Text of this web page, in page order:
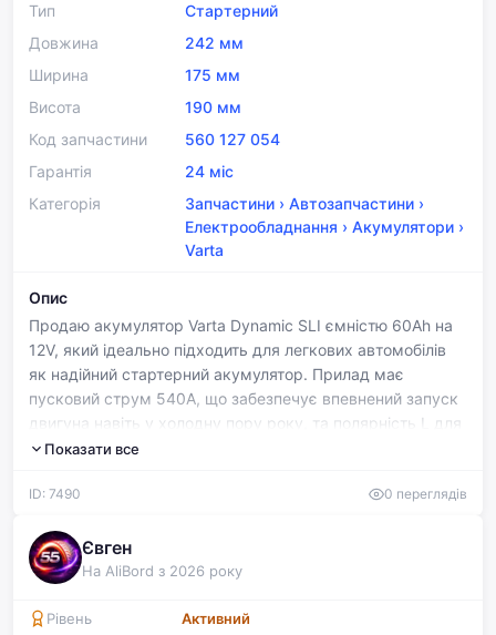
Тип
Стартерний
Довжина
242 мм
Ширина
175 мм
Висота
190 мм
Код запчастини
560 127 054
Гарантія
24 міс
Категорія
Запчастини › Автозапчастини ›
Електрообладнання › Акумулятори ›
Varta
Опис
Продаю акумулятор Varta Dynamic SLI ємністю 60Ah на
12V, який ідеально підходить для легкових автомобілів
як надійний стартерний акумулятор. Прилад має
пусковий струм 540A, що забезпечує впевнений запуск
двигуна навіть у холодну пору року, та полярність L для
правильного підключення. Розміри корпусу 242х175х190
та іноземних машин без проблем. Varta Dynamic SLI
глибоких розрядів, що гарантує безперебійну роботу
протягом кількох років. Акумулятор знаходиться в
експлуатації.
Показати все
ID: 7490 0 переглядів
Євген
На AliBord з 2026 року
Рівень Активний